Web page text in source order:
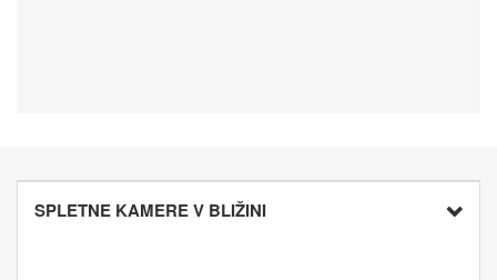
SPLETNE KAMERE V BLIŽINI